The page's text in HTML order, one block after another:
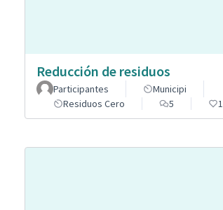
Reducción de residuos
Participantes
Municipi
Residuos Cero
5 1